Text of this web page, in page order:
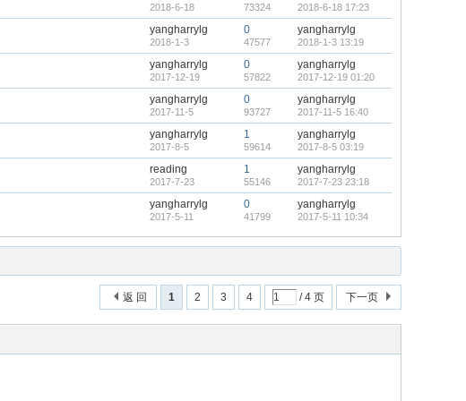
2018-6-18 73324 2018-6-18 17:23
yangharrylg
2018-1-3
0
47577
yangharrylg
2018-1-3 13:19
yangharrylg
2017-12-19
0
57822
yangharrylg
2017-12-19 01:20
yangharrylg
2017-11-5
0
93727
yangharrylg
2017-11-5 16:40
yangharrylg
2017-8-5
1
59614
yangharrylg
2017-8-5 03:19
reading
2017-7-23
1
55146
yangharrylg
2017-7-23 23:18
yangharrylg
2017-5-11
0
41799
yangharrylg
2017-5-11 10:34
1 2 3 4 / 4 页 下一页
返 回